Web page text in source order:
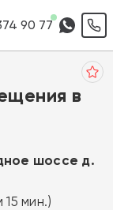
90 77
в
шоссе д.
мин.)